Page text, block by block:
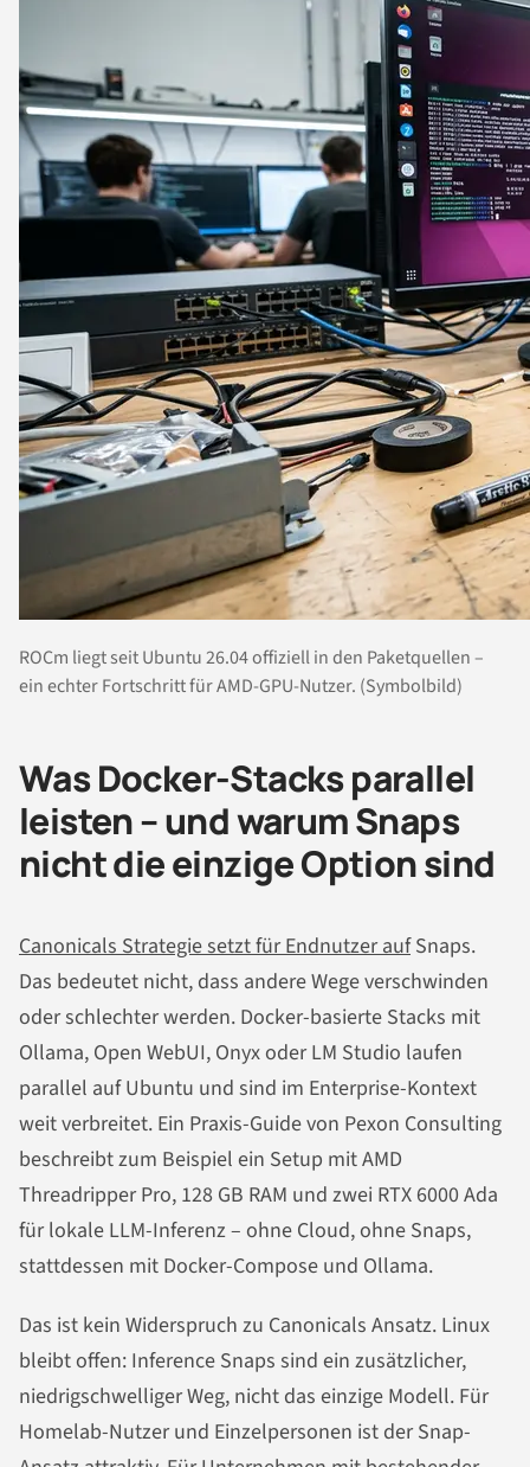
ROCm liegt seit Ubuntu 26.04 offiziell in den Paketquellen –
ein echter Fortschritt für AMD-GPU-Nutzer. (Symbolbild)
Was Docker-Stacks parallel
leisten – und warum Snaps
nicht die einzige Option sind
Canonicals Strategie setzt für Endnutzer aufSnaps.
Das bedeutet nicht, dass andere Wege verschwinden
oder schlechter werden. Docker-basierte Stacks mit
Ollama, Open WebUI, Onyx oder LM Studio laufen
parallel auf Ubuntu und sind im Enterprise-Kontext
weit verbreitet. Ein Praxis-Guide von Pexon Consulting
beschreibt zum Beispiel ein Setup mit AMD
Threadripper Pro, 128 GB RAM und zwei RTX 6000 Ada
für lokale LLM-Inferenz – ohne Cloud, ohne Snaps,
stattdessen mit Docker-Compose und Ollama.
Das ist kein Widerspruch zu Canonicals Ansatz. Linux
bleibt offen: Inference Snaps sind ein zusätzlicher,
niedrigschwelliger Weg, nicht das einzige Modell. Für
Homelab-Nutzer und Einzelpersonen ist der Snap-